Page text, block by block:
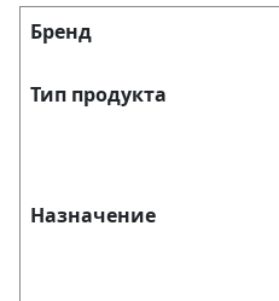
Бренд
Тип продукта
Назначение